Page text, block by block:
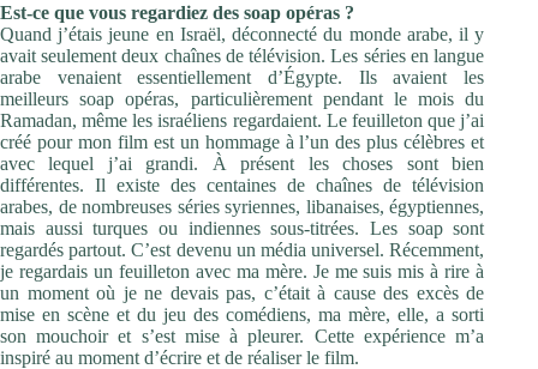
Est-ce que vous regardiez des soap opéras ?
Quand j’étais jeune en Israël, déconnecté du monde arabe, il y
avait seulement deux chaînes de télévision. Les séries en langue
arabe venaient essentiellement d’Égypte. Ils avaient les
meilleurs soap opéras, particulièrement pendant le mois du
Ramadan, même les israéliens regardaient. Le feuilleton que j’ai
créé pour mon film est un hommage à l’un des plus célèbres et
avec lequel j’ai grandi. À présent les choses sont bien
différentes. Il existe des centaines de chaînes de télévision
arabes, de nombreuses séries syriennes, libanaises, égyptiennes,
mais aussi turques ou indiennes sous-titrées. Les soap sont
regardés partout. C’est devenu un média universel. Récemment,
je regardais un feuilleton avec ma mère. Je me suis mis à rire à
un moment où je ne devais pas, c’était à cause des excès de
mise en scène et du jeu des comédiens, ma mère, elle, a sorti
son mouchoir et s’est mise à pleurer. Cette expérience m’a
inspiré au moment d’écrire et de réaliser le film.